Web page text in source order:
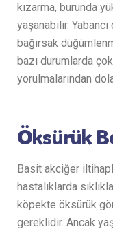
kızarma, burunda
yaşanabilir.
bağırsak
bazı durumlarda
yorulmalarından
Öksürük
Basit akciğer
hastalıklarda
köpekte öksürük
gereklidir. Ancak